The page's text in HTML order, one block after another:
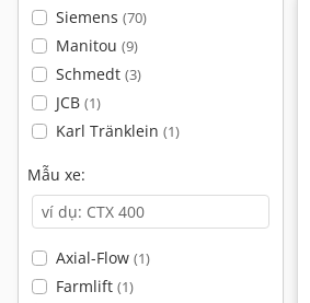
Siemens (70)
Manitou (9)
Schmedt (3)
JCB (1)
Karl Tränklein (1)
Mẫu xe:
Axial-Flow (1)
Farmlift (1)